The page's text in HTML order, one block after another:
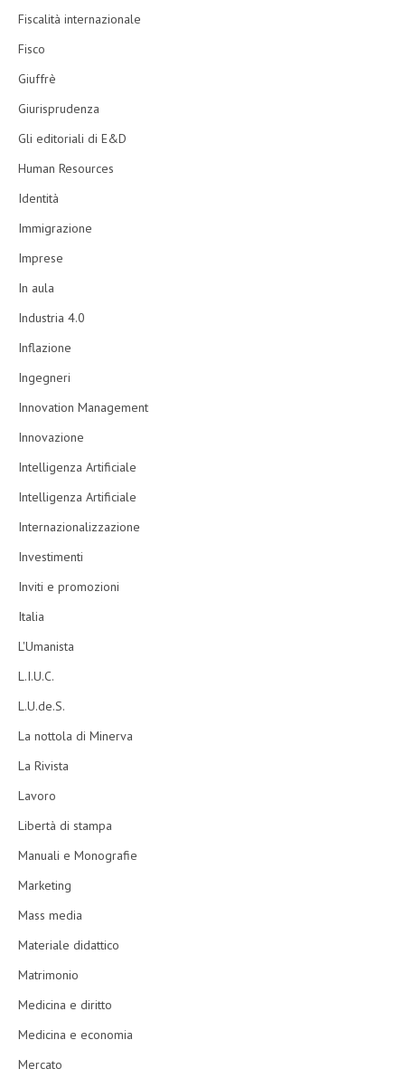
Fiscalità internazionale
Fisco
Giuffrè
Giurisprudenza
Gli editoriali di E&D
Human Resources
Identità
Immigrazione
Imprese
In aula
Industria 4.0
Inflazione
Ingegneri
Innovation Management
Innovazione
Intelligenza Artificiale
Intelligenza Artificiale
Internazionalizzazione
Investimenti
Inviti e promozioni
Italia
L'Umanista
L.I.U.C.
L.U.de.S.
La nottola di Minerva
La Rivista
Lavoro
Libertà di stampa
Manuali e Monografie
Marketing
Mass media
Materiale didattico
Matrimonio
Medicina e diritto
Medicina e economia
Mercato